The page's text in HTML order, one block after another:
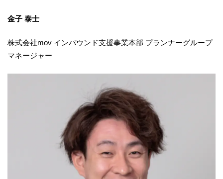
金子 泰士
株式会社mov インバウンド支援事業本部 プランナーグループ
マネージャー